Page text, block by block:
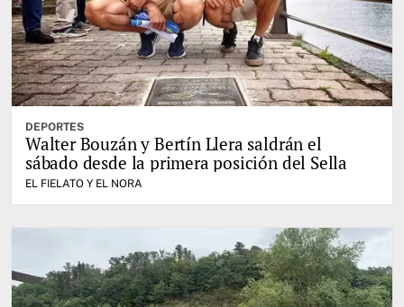
DEPORTES
Walter Bouzán y Bertín Llera saldrán el
sábado desde la primera posición del Sella
EL FIELATO Y EL NORA